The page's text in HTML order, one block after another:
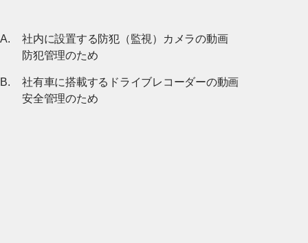
社内に設置する防犯（監視）カメラの動画
防犯管理のため
社有車に搭載するドライブレコーダーの動画
安全管理のため